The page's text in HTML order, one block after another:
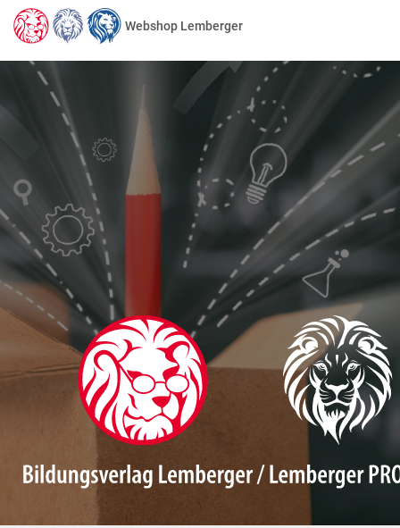
Webshop Lemberger